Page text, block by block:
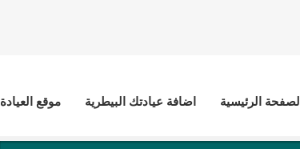
الصفحة الرئيسية اضافة عيادتك البيطرية موقع العيادة